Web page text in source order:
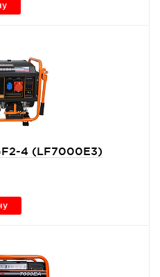
4 (LF7000E3)